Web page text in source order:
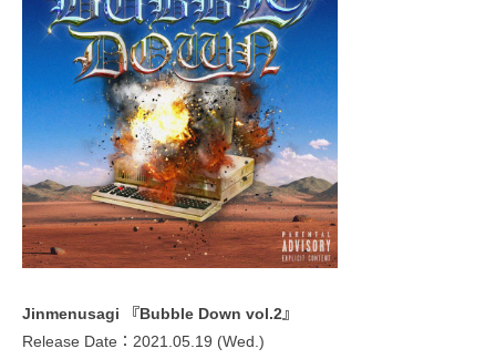
Jinmenusagi 『Bubble Down vol.2』
Release Date：2021.05.19 (Wed.)